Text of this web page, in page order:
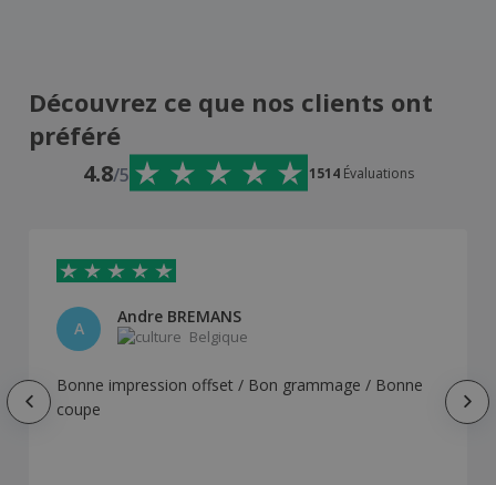
Découvrez ce que nos clients ont
préféré
4.8/5 1514 Évaluations
A
Andre BREMANS
Belgique
Bonne impression offset / Bon grammage / Bonne
coupe